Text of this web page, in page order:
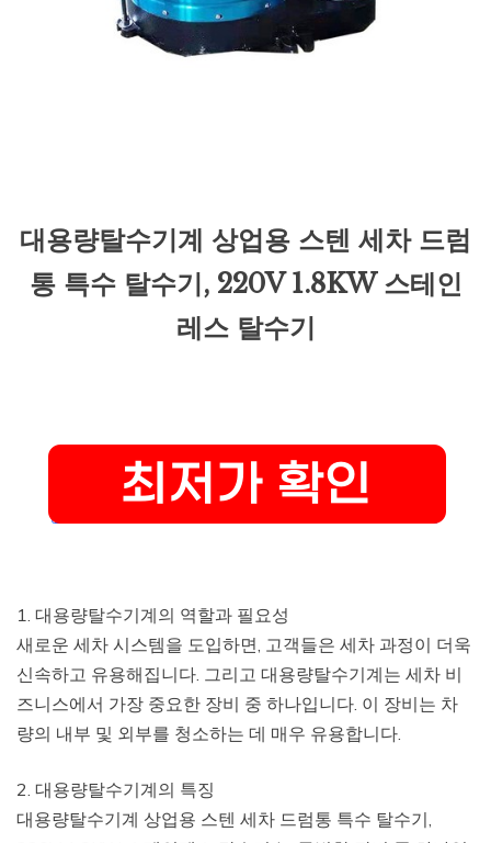
대용량탈수기계 상업용 스텐 세차 드럼
통 특수 탈수기, 220V 1.8KW 스테인
레스 탈수기
1. 대용량탈수기계의 역할과 필요성
새로운 세차 시스템을 도입하면, 고객들은 세차 과정이 더욱
신속하고 유용해집니다. 그리고 대용량탈수기계는 세차 비
즈니스에서 가장 중요한 장비 중 하나입니다. 이 장비는 차
량의 내부 및 외부를 청소하는 데 매우 유용합니다.
2. 대용량탈수기계의 특징
대용량탈수기계 상업용 스텐 세차 드럼통 특수 탈수기,